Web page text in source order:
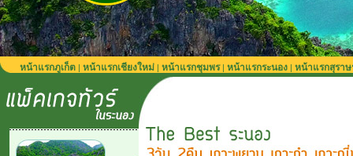
หน้าแรกภูเก็ต | หน้าแรกเชียงใหม่ | หน้าแรกชุมพร| หน้าแรกระนอง | หน้าแรกสุราษ